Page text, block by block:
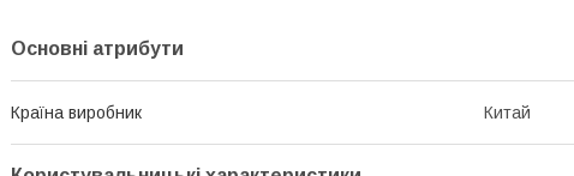
Основні атрибути
Країна виробник Китай